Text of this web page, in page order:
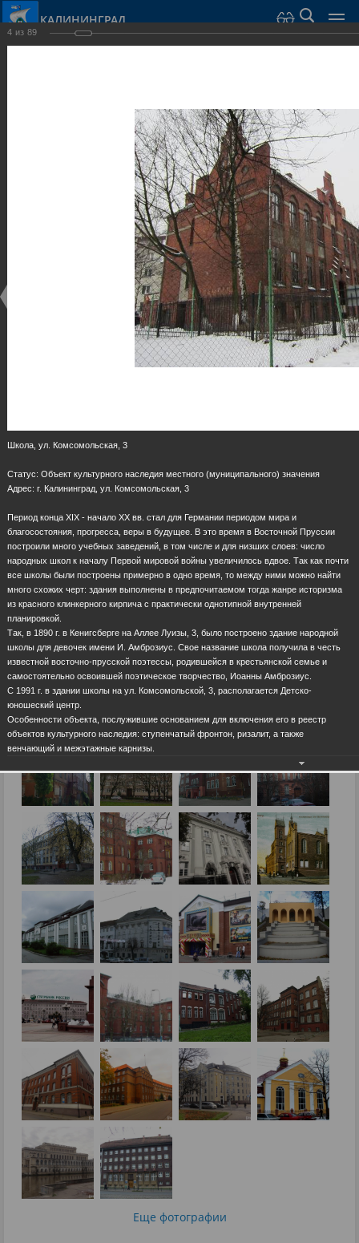
КАЛИНИНГРАД
Общественные здания и сооружения
Еще фотографии
4 из 89
Школа, ул. Комсомольская, 3
Статус: Объект культурного наследия местного (муниципального) значения
Адрес: г. Калининград, ул. Комсомольская, 3
Период конца XIX - начало XX вв. стал для Германии периодом мира и
благосостояния, прогресса, веры в будущее. В это время в Восточной Пруссии
построили много учебных заведений, в том числе и для низших слоев: число
народных школ к началу Первой мировой войны увеличилось вдвое. Так как почти
все школы были построены примерно в одно время, то между ними можно найти
много схожих черт: здания выполнены в предпочитаемом тогда жанре историзма
из красного клинкерного кирпича с практически однотипной внутренней
планировкой.
Так, в 1890 г. в Кенигсберге на Аллее Луизы, 3, было построено здание народной
школы для девочек имени И. Амброзиус. Свое название школа получила в честь
известной восточно-прусской поэтессы, родившейся в крестьянской семье и
самостоятельно освоившей поэтическое творчество, Иоанны Амброзиус.
С 1991 г. в здании школы на ул. Комсомольской, 3, располагается Детско-
юношеский центр.
Особенности объекта, послужившие основанием для включения его в реестр
объектов культурного наследия: ступенчатый фронтон, ризалит, а также
венчающий и межэтажные карнизы.